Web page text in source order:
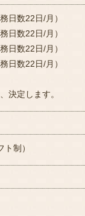
日数22日/月）
日数22日/月）
日数22日/月）
日数22日/月）
決定します。
制）